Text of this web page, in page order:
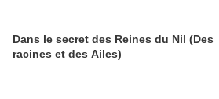
Dans le secret des Reines du Nil (Des
racines et des Ailes)